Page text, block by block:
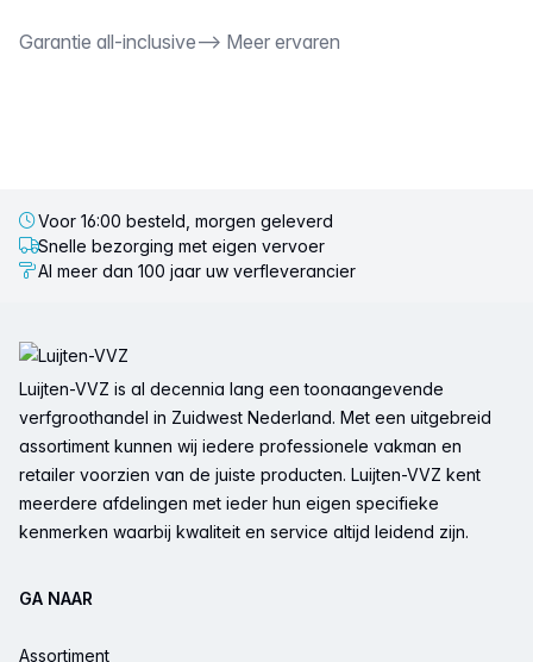
Garantie all-inclusive--> Meer ervaren
Voor 16:00 besteld, morgen geleverd
Snelle bezorging met eigen vervoer
Al meer dan 100 jaar uw verfleverancier
Luijten-VVZ is al decennia lang een toonaangevende
verfgroothandel in Zuidwest Nederland. Met een uitgebreid
assortiment kunnen wij iedere professionele vakman en
retailer voorzien van de juiste producten. Luijten-VVZ kent
meerdere afdelingen met ieder hun eigen specifieke
kenmerken waarbij kwaliteit en service altijd leidend zijn.
GA NAAR
Assortiment